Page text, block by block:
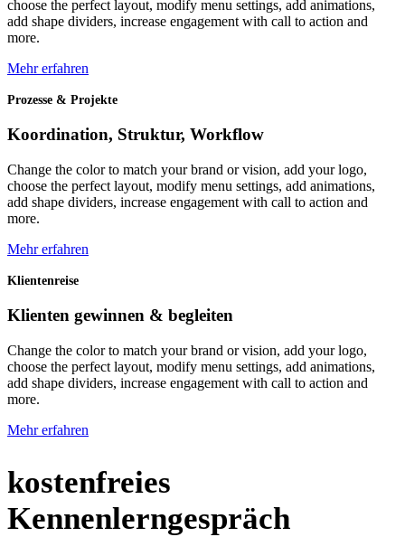
choose the perfect layout, modify menu settings, add animations,
add shape dividers, increase engagement with call to action and
more.
Mehr erfahren
Prozesse & Projekte
Koordination, Struktur, Workflow
Change the color to match your brand or vision, add your logo,
choose the perfect layout, modify menu settings, add animations,
add shape dividers, increase engagement with call to action and
more.
Mehr erfahren
Klientenreise
Klienten gewinnen & begleiten
Change the color to match your brand or vision, add your logo,
choose the perfect layout, modify menu settings, add animations,
add shape dividers, increase engagement with call to action and
more.
Mehr erfahren
kostenfreies
Kennenlerngespräch